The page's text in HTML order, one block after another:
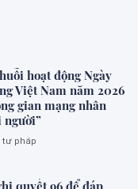
hoạt động Ngày
Việt Nam năm 2026
gian mạng nhân
người”
tư pháp